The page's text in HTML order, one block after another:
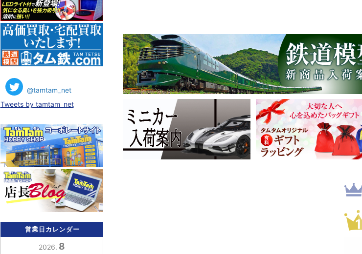
1
@tamtam_net
Tweets by tamtam_net
営業日カレンダー
2026. 8